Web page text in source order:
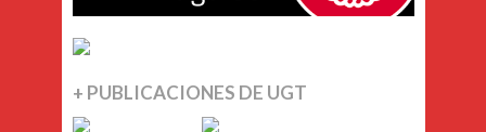
+ PUBLICACIONES DE UGT